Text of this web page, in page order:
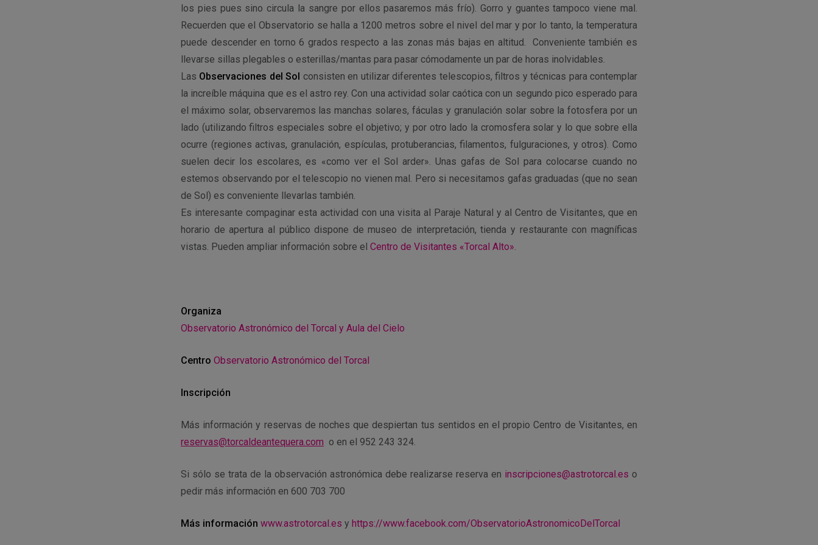
los pies pues sino circula la sangre por ellos pasaremos más frío). Gorro y guantes tampoco viene mal.
Recuerden que el Observatorio se halla a 1200 metros sobre el nivel del mar y por lo tanto, la temperatura
puede descender en torno 6 grados respecto a las zonas más bajas en altitud. Conveniente también es
llevarse sillas plegables o esterillas/mantas para pasar cómodamente un par de horas inolvidables.
Las Observaciones del Sol consisten en utilizar diferentes telescopios, filtros y técnicas para contemplar
la increíble máquina que es el astro rey. Con una actividad solar caótica con un segundo pico esperado para
el máximo solar, observaremos las manchas solares, fáculas y granulación solar sobre la fotosfera por un
lado (utilizando filtros especiales sobre el objetivo; y por otro lado la cromosfera solar y lo que sobre ella
ocurre (regiones activas, granulación, espí­culas, protuberancias, filamentos, fulguraciones, y otros). Como
suelen decir los escolares, es «como ver el Sol arder». Unas gafas de Sol para colocarse cuando no
estemos observando por el telescopio no vienen mal. Pero si necesitamos gafas graduadas (que no sean
de Sol) es conveniente llevarlas también.
Es interesante compaginar esta actividad con una visita al Paraje Natural y al Centro de Visitantes, que en
horario de apertura al público dispone de museo de interpretación, tienda y restaurante con magníficas
vistas. Pueden ampliar información sobre el Centro de Visitantes «Torcal Alto».
Organiza
Observatorio Astronómico del Torcal y Aula del Cielo
Centro Observatorio Astronómico del Torcal
Inscripción
Más información y reservas de noches que despiertan tus sentidos en el propio Centro de Visitantes, en
reservas@torcaldeantequera.com o en el 952 243 324.
Si sólo se trata de la observación astronómica debe realizarse reserva en inscripciones@astrotorcal.es o
pedir más información en 600 703 700
Más información www.astrotorcal.es y https://www.facebook.com/ObservatorioAstronomicoDelTorcal